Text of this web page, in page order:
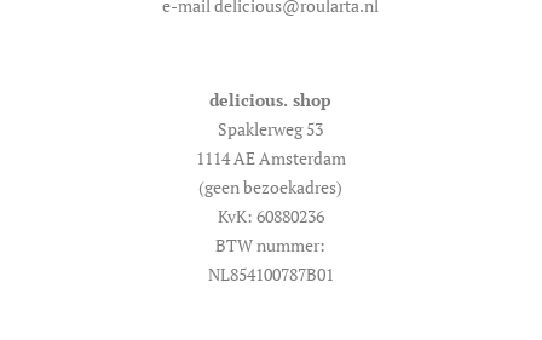
e-mail delicious@roularta.nl
delicious. shop
Spaklerweg 53
1114 AE Amsterdam
(geen bezoekadres)
KvK: 60880236
BTW nummer:
NL854100787B01